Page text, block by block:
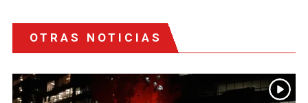
OTRAS NOTICIAS